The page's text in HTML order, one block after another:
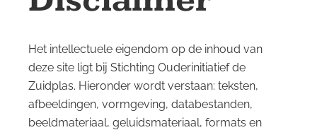
Het intellectuele eigendom op de inhoud van
deze site ligt bij Stichting Ouderinitiatief de
Zuidplas. Hieronder wordt verstaan: teksten,
afbeeldingen, vormgeving, databestanden,
beeldmateriaal, geluidsmateriaal, formats en